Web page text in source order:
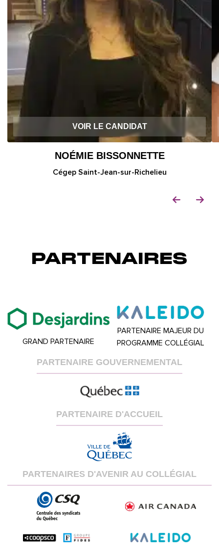
VOIR LE CANDIDAT
NOÉMIE BISSONNETTE
Cégep Saint-Jean-sur-Richelieu
PARTENAIRES
GRAND PARTENAIRE
PARTENAIRE MAJEUR DU
PROGRAMME COLLÉGIAL
PARTENAIRE GOUVERNEMENTAL
PARTENAIRE D'ACCUEIL
PARTENAIRES D'AVENIR AU COLLÉGIAL